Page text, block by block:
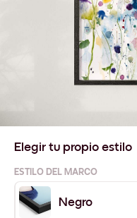
Elegir tu propio estilo
ESTILO DEL MARCO
Negro